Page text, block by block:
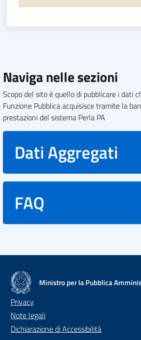
Naviga nelle sezioni
Scopo del sito è quello di pubblicare i dati
Funzione Pubblica acquisisce tramite la
prestazioni del sistema Perla PA
Dati Aggregati
FAQ
Ministro per la Pubblica
Privacy
Note legali
Dichiarazione di Accessibilità